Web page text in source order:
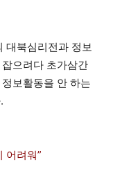
대북심리전과 정보
으려다 초가삼간
보활동을 안 하는
어려워”